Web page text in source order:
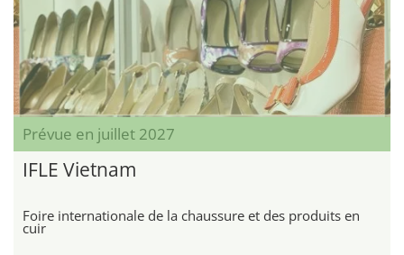
Prévue en juillet 2027
IFLE Vietnam
Foire internationale de la chaussure et des produits en
cuir